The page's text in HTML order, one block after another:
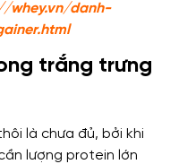
whey.vn/danh-
trắng trưng
là chưa đủ, bởi khi
lượng protein lớn